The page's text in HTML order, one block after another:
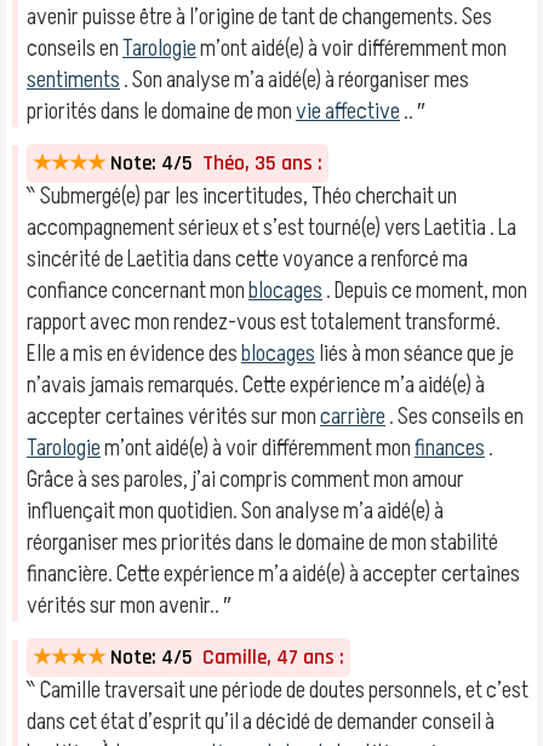
avenir puisse être à l’origine de tant de changements. Ses
conseils enTarologiem’ont aidé(e) à voir différemment mon
sentiments. Son analyse m’a aidé(e) à réorganiser mes
priorités dans le domaine de monvie affective.. ″
★★★★ Note: 4/5 Théo, 35 ans :
‶ Submergé(e) par les incertitudes, Théo cherchait un
accompagnement sérieux et s’est tourné(e) vers Laetitia . La
sincérité de Laetitia dans cette voyance a renforcé ma
confiance concernant monblocages. Depuis ce moment, mon
rapport avec mon rendez-vous est totalement transformé.
Elle a mis en évidence desblocagesliés à mon séance que je
n’avais jamais remarqués. Cette expérience m’a aidé(e) à
accepter certaines vérités sur moncarrière. Ses conseils en
Tarologiem’ont aidé(e) à voir différemment monfinances.
Grâce à ses paroles, j’ai compris comment mon amour
influençait mon quotidien. Son analyse m’a aidé(e) à
réorganiser mes priorités dans le domaine de mon stabilité
financière. Cette expérience m’a aidé(e) à accepter certaines
vérités sur mon avenir.. ″
★★★★ Note: 4/5 Camille, 47 ans :
‶ Camille traversait une période de doutes personnels, et c’est
dans cet état d’esprit qu’il a décidé de demander conseil à